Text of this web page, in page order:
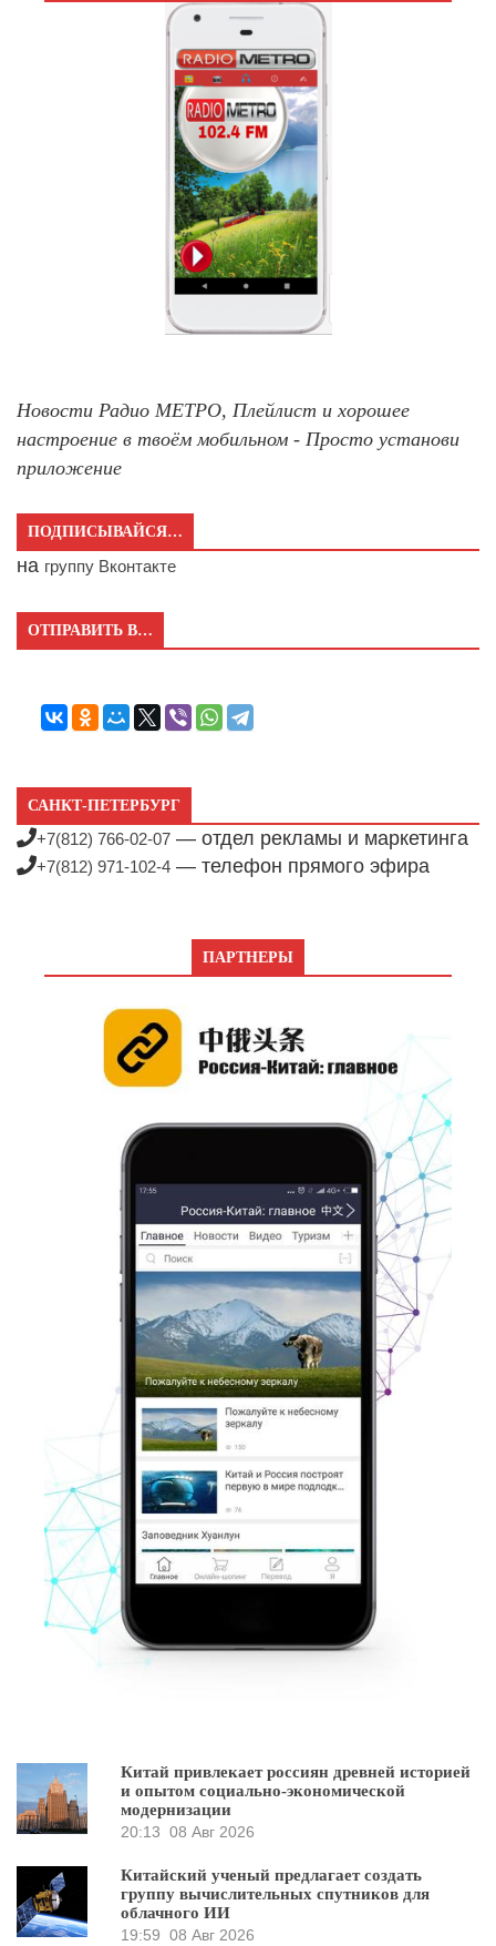
Новости Радио МЕТРО, Плейлист и хорошее
настроение в твоём мобильном - Просто установи
приложение
ПОДПИСЫВАЙСЯ…
на группу Вконтакте
ОТПРАВИТЬ В…
САНКТ-ПЕТЕРБУРГ
+7(812) 766-02-07 — отдел рекламы и маркетинга
+7(812) 971-102-4 — телефон прямого эфира
ПАРТНЕРЫ
Китай привлекает россиян древней историей
и опытом социально-экономической
модернизации
20:13 08 Авг 2026
Китайский ученый предлагает создать
группу вычислительных спутников для
облачного ИИ
19:59 08 Авг 2026